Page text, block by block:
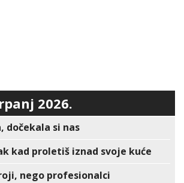
2026.
dočekala si nas
kad proletiš iznad svoje kuće
nego profesionalci